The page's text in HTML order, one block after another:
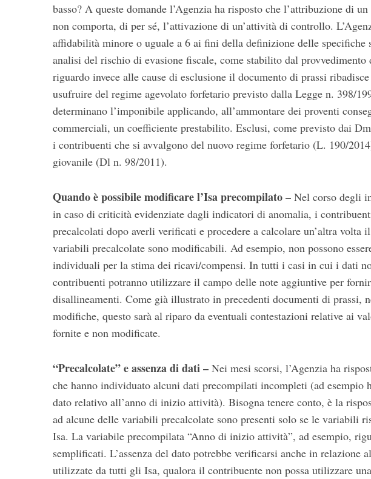
basso? A queste domande l’Agenzia ha risposto che l’attribuzione di
non comporta, di per sé, l’attivazione di un’attività di controllo.
affidabilità minore o uguale a 6 ai fini della definizione delle specifiche
analisi del rischio di evasione fiscale, come stabilito dal
riguardo invece alle cause di esclusione il documento di prassi
usufruire del regime agevolato forfetario previsto dalla Legge n. 398/
determinano l’imponibile applicando, all’ammontare dei proventi
commerciali, un coefficiente prestabilito. Esclusi, come previsto dai
i contribuenti che si avvalgono del nuovo regime forfetario (L. 190/
giovanile (Dl n. 98/2011).
Quando è possibile modificare l’Isa precompilato – Nel corso degli
in caso di criticità evidenziate dagli indicatori di anomalia, i
precalcolati dopo averli verificati e procedere a calcolare un’altra volta
variabili precalcolate sono modificabili. Ad esempio, non possono
individuali per la stima dei ricavi/compensi. In tutti i casi in cui i dati
contribuenti potranno utilizzare il campo delle note aggiuntive per
disallineamenti. Come già illustrato in precedenti documenti di prassi,
modifiche, questo sarà al riparo da eventuali contestazioni relative ai
fornite e non modificate.
“Precalcolate” e assenza di dati – Nei mesi scorsi, l’Agenzia ha
che hanno individuato alcuni dati precompilati incompleti (ad esempio
dato relativo all’anno di inizio attività). Bisogna tenere conto, è la
ad alcune delle variabili precalcolate sono presenti solo se le variabili
Isa. La variabile precompilata “Anno di inizio attività”, ad esempio,
semplificati. L’assenza del dato potrebbe verificarsi anche in relazione
utilizzate da tutti gli Isa, qualora il contribuente non possa utilizzare
f
o
r
: